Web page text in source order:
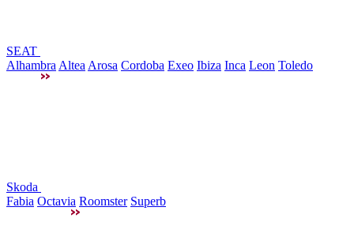
SEAT
Alhambra Altea Arosa Cordoba Exeo Ibiza Inca Leon Toledo
Skoda
Fabia Octavia Roomster Superb